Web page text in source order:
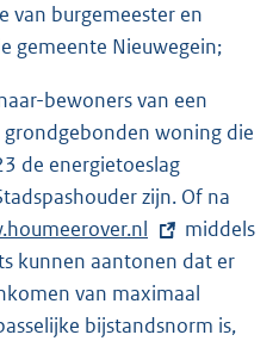
van burgemeester en
gemeente Nieuwegein;
bewoners van een
grondgebonden woning die
de energietoeslag
zijn. Of na
middels
kunnen aantonen dat er
van maximaal
bijstandsnorm is,